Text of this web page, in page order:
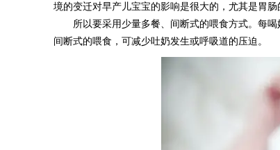
境的变迁对早产儿宝宝的影响是很大的，尤其是胃肠
所以要采用少量多餐、间断式的喂食方式。每
间断式的喂食，可减少吐奶发生或呼吸道的压迫。